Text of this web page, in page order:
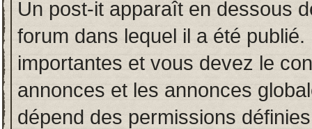
Un post-it apparaît en dessous
forum dans lequel il a été
importantes et vous devez le
annonces et les annonces
dépend des permissions